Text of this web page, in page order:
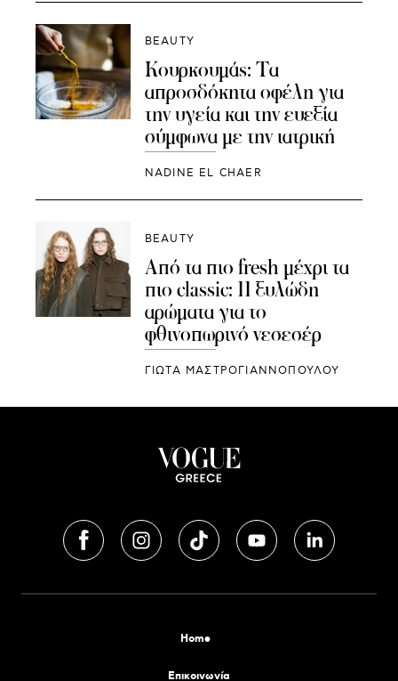
BEAUTY
Κουρκουμάς: Τα
απροσδόκητα οφέλη για
την υγεία και την ευεξία
σύμφωνα με την ιατρική
NADINE EL CHAER
BEAUTY
Από τα πιο fresh μέχρι τα
πιο classic: 11 ξυλώδη
αρώματα για το
φθινοπωρινό νεσεσέρ
ΓΙΩΤΑ ΜΑΣΤΡΟΓΙΑΝΝΟΠΟΥΛΟΥ
Home
Επικοινωνία